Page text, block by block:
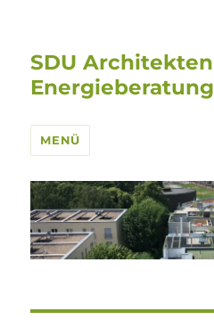
SDU Architekten
Energieberatung
MENÜ